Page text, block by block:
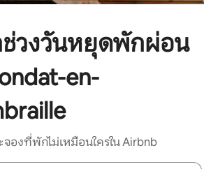
วงวันหยุดพักผ่อน
en-
องที่พักไม่เหมือนใครใน Airbnb